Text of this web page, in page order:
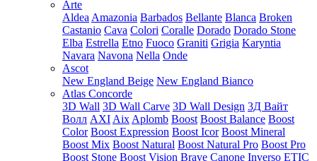
Arte
Aldea Amazonia Barbados Bellante Blanca Broken
Castanio Cava Colori Coralle Dorado Dorado Stone
Elba Estrella Etno Fuoco Graniti Grigia Karyntia
Navara Navona Nella Onde
Ascot
New England Beige New England Bianco
Atlas Concorde
3D Wall 3D Wall Carve 3D Wall Design 3Д Вайт
Волл AXI Aix Aplomb Boost Boost Balance Boost
Color Boost Expression Boost Icor Boost Mineral
Boost Mix Boost Natural Boost Natural Pro Boost Pro
Boost Stone Boost Vision Brave Canone Inverso ETIC